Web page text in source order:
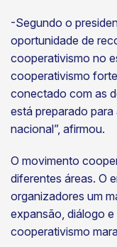
-Segundo o
oportunidade de
cooperativismo no
cooperativismo
conectado com as
está preparado
nacional”, afirmou.
O movimento
diferentes áreas. O
organizadores um
expansão, diálogo
cooperativismo